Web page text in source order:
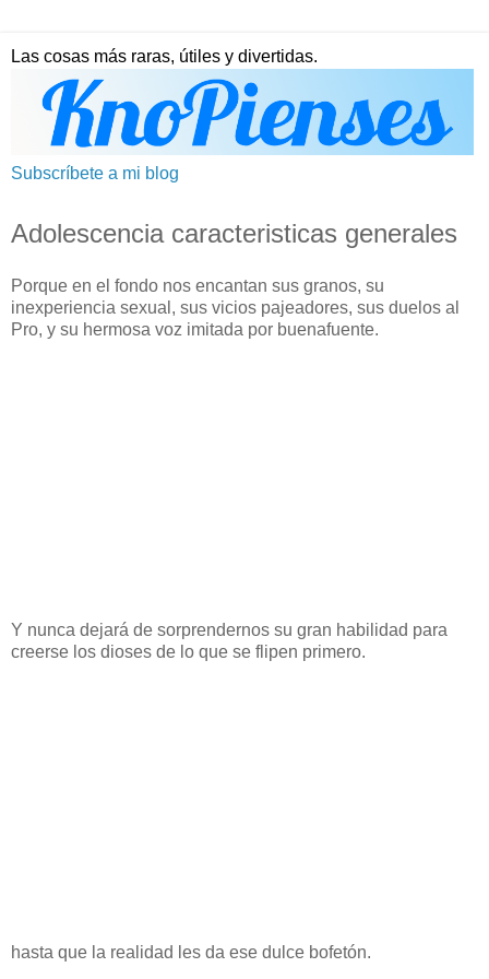
Las cosas más raras, útiles y divertidas.
Subscríbete a mi blog
Adolescencia caracteristicas generales
Porque en el fondo nos encantan sus granos, su
inexperiencia sexual, sus vicios pajeadores, sus duelos al
Pro, y su hermosa voz imitada por buenafuente.
Y nunca dejará de sorprendernos su gran habilidad para
creerse los dioses de lo que se flipen primero.
hasta que la realidad les da ese dulce bofetón.